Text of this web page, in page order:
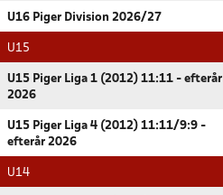
U16 Piger Division 2026/27
U15
U15 Piger Liga 1 (2012) 11:11 - efterår
2026
U15 Piger Liga 4 (2012) 11:11/9:9 -
efterår 2026
U14